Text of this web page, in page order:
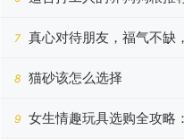
7
真心对待朋友，福气不缺
蒸蒸日上的四个星座
8 猫砂该怎么选择
9
女生情趣玩具选购全攻略